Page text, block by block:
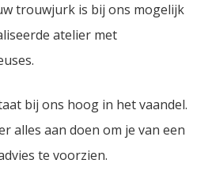
trouwjurk is bij ons mogelijk
atelier met
bij ons hoog in het vaandel.
alles aan doen om je van een
te voorzien.